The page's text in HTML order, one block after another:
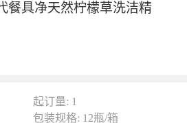
餐具净天然柠檬草洗洁精
起订量: 1
包装规格: 12瓶/箱